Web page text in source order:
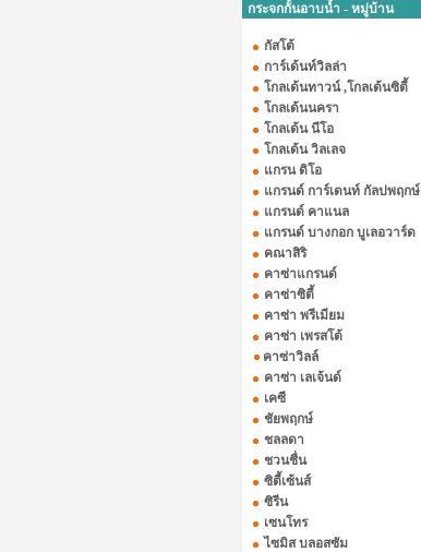
กระจกกั้นอาบน้ำ - หมู่บ้าน
กัสโต้
การ์เด้นท์วิลล่า
โกลเด้นทาวน์ ,โกลเด้นซิตี้
โกลเด้นนครา
โกลเด้น นีโอ
โกลเด้น วิลเลจ
แกรน ดิโอ
แกรนด์ การ์เดนท์ กัลปพฤกษ์
แกรนด์ คาแนล
แกรนด์ บางกอก บูเลอวาร์ด
คณาสิริ
คาซ่าแกรนด์
คาซ่าซิตี้
คาซ่า พรีเมียม
คาซ่า เพรสโต้
คาซ่าวิลล์
คาซ่า เลเจ้นด์
เคซี
ชัยพฤกษ์
ชลลดา
ชวนชื่น
ซิตี้เซ้นส์
ซิรีน
เซนโทร
ไซมิส บลอสซัม